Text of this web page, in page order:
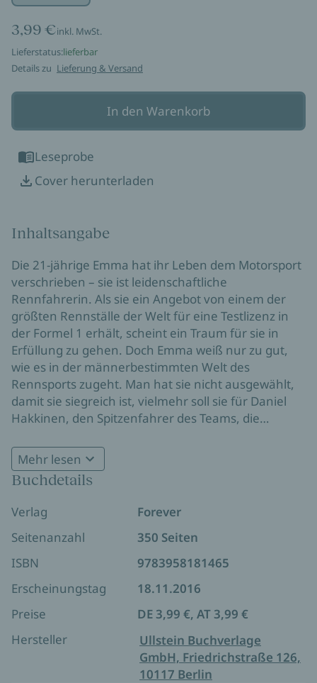
3,99 €inkl. MwSt.
Lieferstatus:lieferbar
Details zu Lieferung & Versand
In den Warenkorb
Leseprobe
Cover herunterladen
Inhaltsangabe
Die 21-jährige Emma hat ihr Leben dem Motorsport
verschrieben – sie ist leidenschaftliche
Rennfahrerin. Als sie ein Angebot von einem der
größten Rennställe der Welt für eine Testlizenz in
der Formel 1 erhält, scheint ein Traum für sie in
Erfüllung zu gehen. Doch Emma weiß nur zu gut,
wie es in der männerbestimmten Welt des
Rennsports zugeht. Man hat sie nicht ausgewählt,
damit sie siegreich ist, vielmehr soll sie für Daniel
Hakkinen, den Spitzenfahrer des Teams, die
Emma den Schritt und reist nach Italien. Vom Team
wird sie alles andere als freundlich empfangen. Und
auch Daniel begegnet ihr mit berechnender
Ignoranz. Doch Emma gibt nicht auf, bis das Eis
zwischen den beiden zu schmelzen beginnt. Die
Konkurrenten kommen sich schließlich näher. Aber
für die Liebe? Und kann Emma sich als Formel 1-
Fahrerin beweisen?
Mehr lesen
Buchdetails
Verlag
Forever
Seitenanzahl
350 Seiten
ISBN
9783958181465
Erscheinungstag
18.11.2016
Preise
DE 3,99 €, AT 3,99 €
Hersteller
Ullstein Buchverlage
GmbH, Friedrichstraße 126,
10117 Berlin